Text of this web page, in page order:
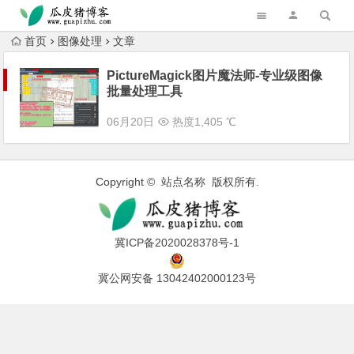
跳转到主内容
首页 图像处理 文章
PictureMagick图片魔法师-专业级图像
批量处理工具
06月20日 热度1,405 ℃
Copyright © 站点名称 版权所有.
冀ICP备2020028378号-1
冀公网安备 13042402000123号